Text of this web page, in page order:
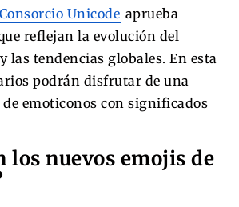
Consorcio Unicode aprueba
reflejan la evolución del
las tendencias globales. En esta
podrán disfrutar de una
emoticonos con significados
los nuevos emojis de